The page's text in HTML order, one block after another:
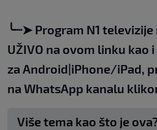
╰┈➤ Program N1
UŽIVO na ovom linku kao
za Android|iPhone/iPad,
na WhatsApp kanalu
Više tema kao što je